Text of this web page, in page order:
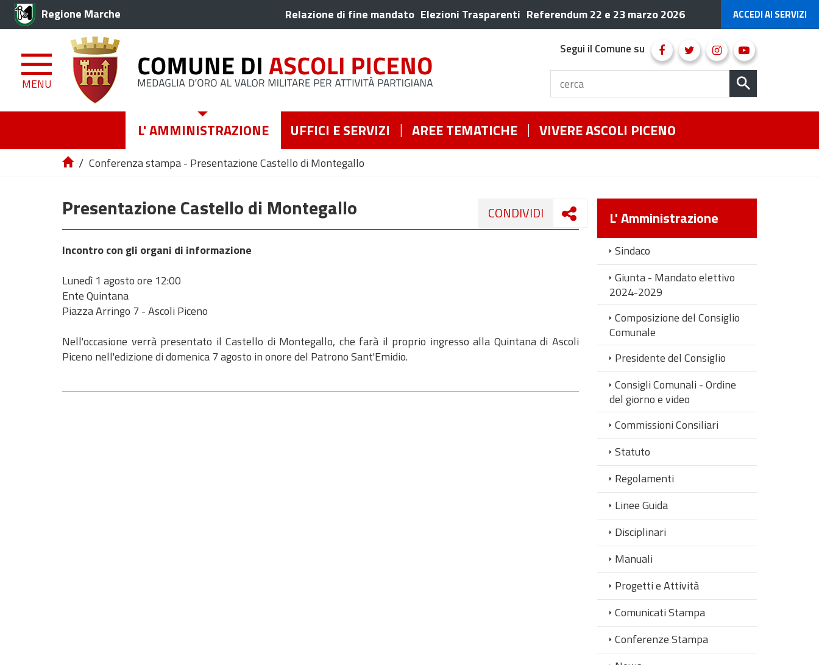
Regione Marche Relazione di fine mandato Elezioni Trasparenti Referendum 22 e 23 marzo 2026 ACCEDI AI SERVIZI
MENU
Segui il Comune su
L' AMMINISTRAZIONE UFFICI E SERVIZI AREE TEMATICHE VIVERE ASCOLI PICENO
/ Conferenza stampa - Presentazione Castello di Montegallo
CONDIVIDI
Presentazione Castello di Montegallo
Incontro con gli organi di informazione
Lunedì 1 agosto ore 12:00
Ente Quintana
Piazza Arringo 7 - Ascoli Piceno
Nell'occasione verrà presentato il Castello di Montegallo, che farà il proprio ingresso alla Quintana di Ascoli
Piceno nell'edizione di domenica 7 agosto in onore del Patrono Sant'Emidio.
L' Amministrazione
Sindaco
Giunta - Mandato elettivo
2024-2029
Composizione del Consiglio
Comunale
Presidente del Consiglio
Consigli Comunali - Ordine
del giorno e video
Commissioni Consiliari
Statuto
Regolamenti
Linee Guida
Disciplinari
Manuali
Progetti e Attività
Comunicati Stampa
Conferenze Stampa